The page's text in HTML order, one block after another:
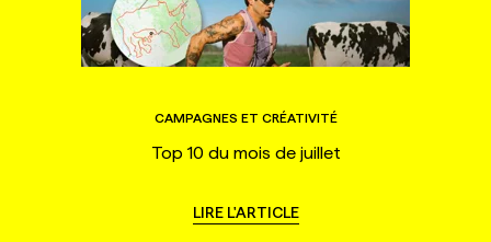
CAMPAGNES ET CRÉATIVITÉ
Top 10 du mois de juillet
LIRE L'ARTICLE